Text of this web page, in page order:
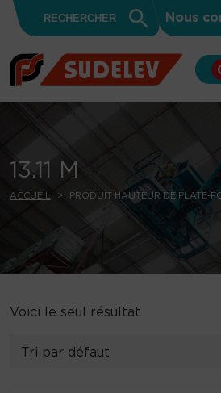
Skip to content
for:
Search
Button
Nous
13.11 M
ACCUEIL PRODUIT HAUTEUR DE PLATE-
Voici le seul résultat